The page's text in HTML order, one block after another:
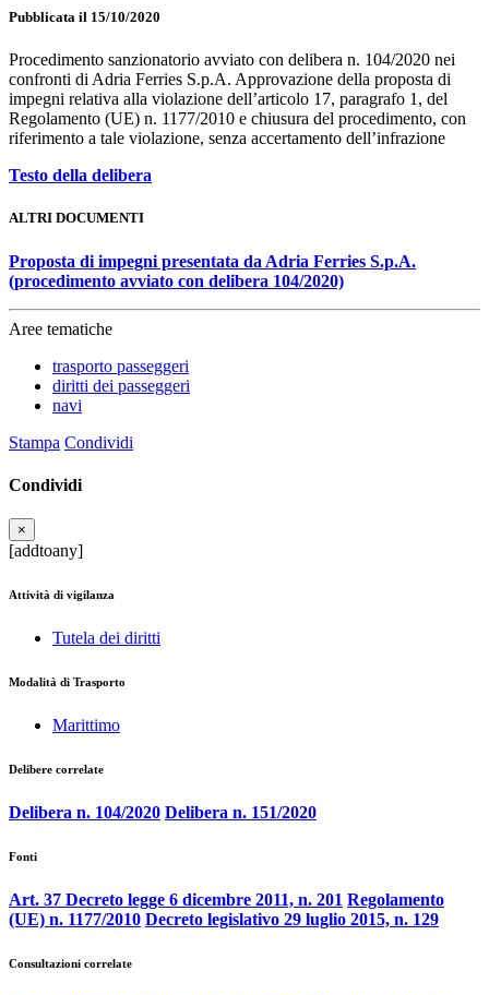
Pubblicata il 15/10/2020
Procedimento sanzionatorio avviato con delibera n. 104/2020 nei
confronti di Adria Ferries S.p.A. Approvazione della proposta di
impegni relativa alla violazione dell’articolo 17, paragrafo 1, del
Regolamento (UE) n. 1177/2010 e chiusura del procedimento, con
riferimento a tale violazione, senza accertamento dell’infrazione
Testo della delibera
ALTRI DOCUMENTI
Proposta di impegni presentata da Adria Ferries S.p.A.
(procedimento avviato con delibera 104/2020)
Aree tematiche
trasporto passeggeri
diritti dei passeggeri
navi
Stampa Condividi
Condividi
×
[addtoany]
Attività di vigilanza
Tutela dei diritti
Modalità di Trasporto
Marittimo
Delibere correlate
Delibera n. 104/2020 Delibera n. 151/2020
Fonti
Art. 37 Decreto legge 6 dicembre 2011, n. 201 Regolamento
(UE) n. 1177/2010 Decreto legislativo 29 luglio 2015, n. 129
Consultazioni correlate